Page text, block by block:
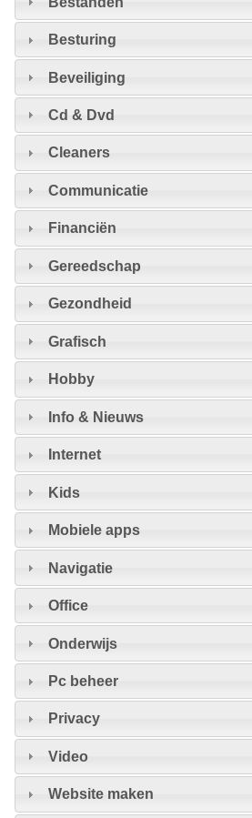
Besturing
Beveiliging
Cd & Dvd
Cleaners
Communicatie
Financiën
Gereedschap
Gezondheid
Grafisch
Hobby
Info & Nieuws
Internet
Kids
Mobiele apps
Navigatie
Office
Onderwijs
Pc beheer
Privacy
Video
Website maken